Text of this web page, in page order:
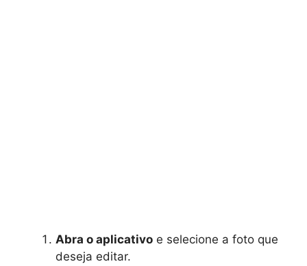
Abra o aplicativo e selecione a foto que
deseja editar.